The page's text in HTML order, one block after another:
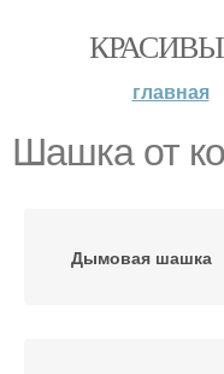
главная
Шашка от
Дымовая шашка